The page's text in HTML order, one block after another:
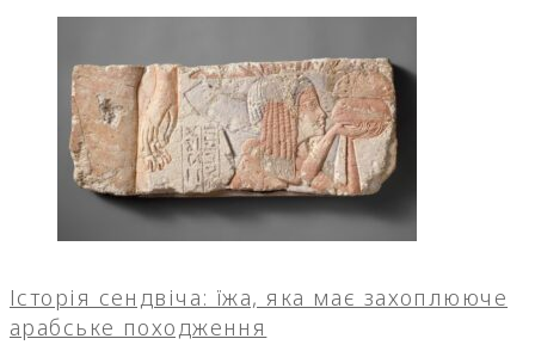
Історія сендвіча: їжа, яка має захоплююче
арабське походження